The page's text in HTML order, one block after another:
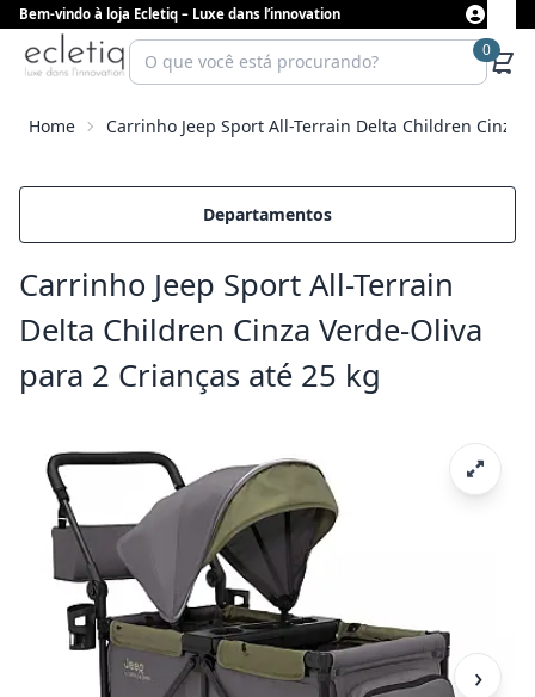
Bem-vindo à loja Ecletiq – Luxe dans l’innovation
0
Home Carrinho Jeep Sport All-Terrain Delta Children Cinza
Departamentos
Carrinho Jeep Sport All-Terrain
Delta Children Cinza Verde-Oliva
para 2 Crianças até 25 kg
›